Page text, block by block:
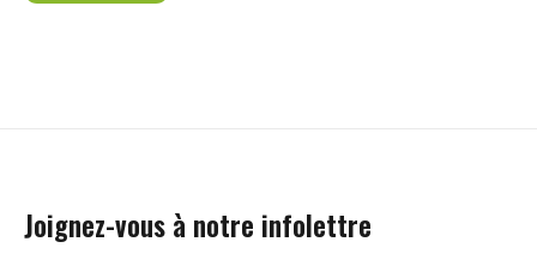
Joignez-vous à notre infolettre